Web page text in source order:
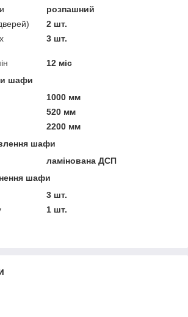
розпашний
2 шт.
3 шт.
12 міс
шафи
1000 мм
520 мм
2200 мм
шафи
ламінована ДСП
шафи
3 шт.
1 шт.